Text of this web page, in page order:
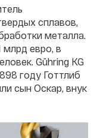
сплавов,
металла.
млрд евро, в
Gühring KG
году Готтлиб
сын Оскар, внук